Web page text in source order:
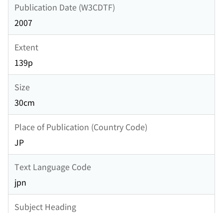
Publication Date (W3CDTF)
2007
Extent
139p
Size
30cm
Place of Publication (Country Code)
JP
Text Language Code
jpn
Subject Heading